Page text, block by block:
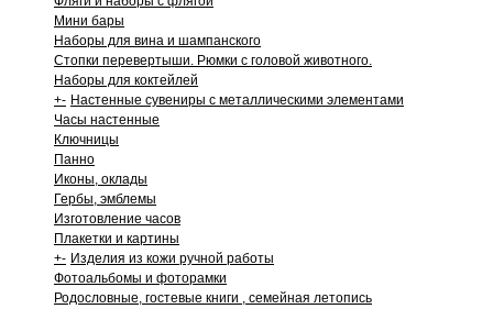
Мини бары
Наборы для вина и шампанского
Стопки перевертыши. Рюмки с головой животного.
Наборы для коктейлей
+- Настенные сувениры с металлическими элементами
Часы настенные
Ключницы
Панно
Иконы, оклады
Гербы, эмблемы
Изготовление часов
Плакетки и картины
+- Изделия из кожи ручной работы
Фотоальбомы и фоторамки
Родословные, гостевые книги , семейная летопись